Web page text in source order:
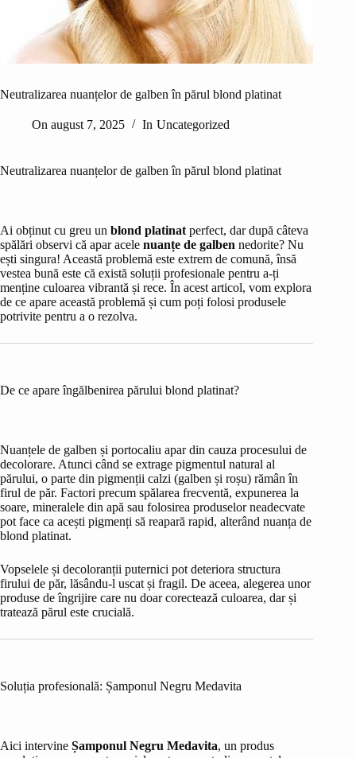
Neutralizarea nuanțelor de galben în părul blond platinat
On august 7, 2025 In Uncategorized
Neutralizarea nuanțelor de galben în părul blond platinat
Ai obținut cu greu un blond platinat perfect, dar după câteva
spălări observi că apar acele nuanțe de galben nedorite? Nu
ești singura! Această problemă este extrem de comună, însă
vestea bună este că există soluții profesionale pentru a-ți
menține culoarea vibrantă și rece. În acest articol, vom explora
de ce apare această problemă și cum poți folosi produsele
potrivite pentru a o rezolva.
De ce apare îngălbenirea părului blond platinat?
Nuanțele de galben și portocaliu apar din cauza procesului de
decolorare. Atunci când se extrage pigmentul natural al
părului, o parte din pigmenții calzi (galben și roșu) rămân în
firul de păr. Factori precum spălarea frecventă, expunerea la
soare, mineralele din apă sau folosirea produselor neadecvate
pot face ca acești pigmenți să reapară rapid, alterând nuanța de
blond platinat.
Vopselele și decoloranții puternici pot deteriora structura
firului de păr, lăsându-l uscat și fragil. De aceea, alegerea unor
produse de îngrijire care nu doar corectează culoarea, dar și
tratează părul este crucială.
Soluția profesională: Șamponul Negru Medavita
Aici intervine Șamponul Negru Medavita, un produs